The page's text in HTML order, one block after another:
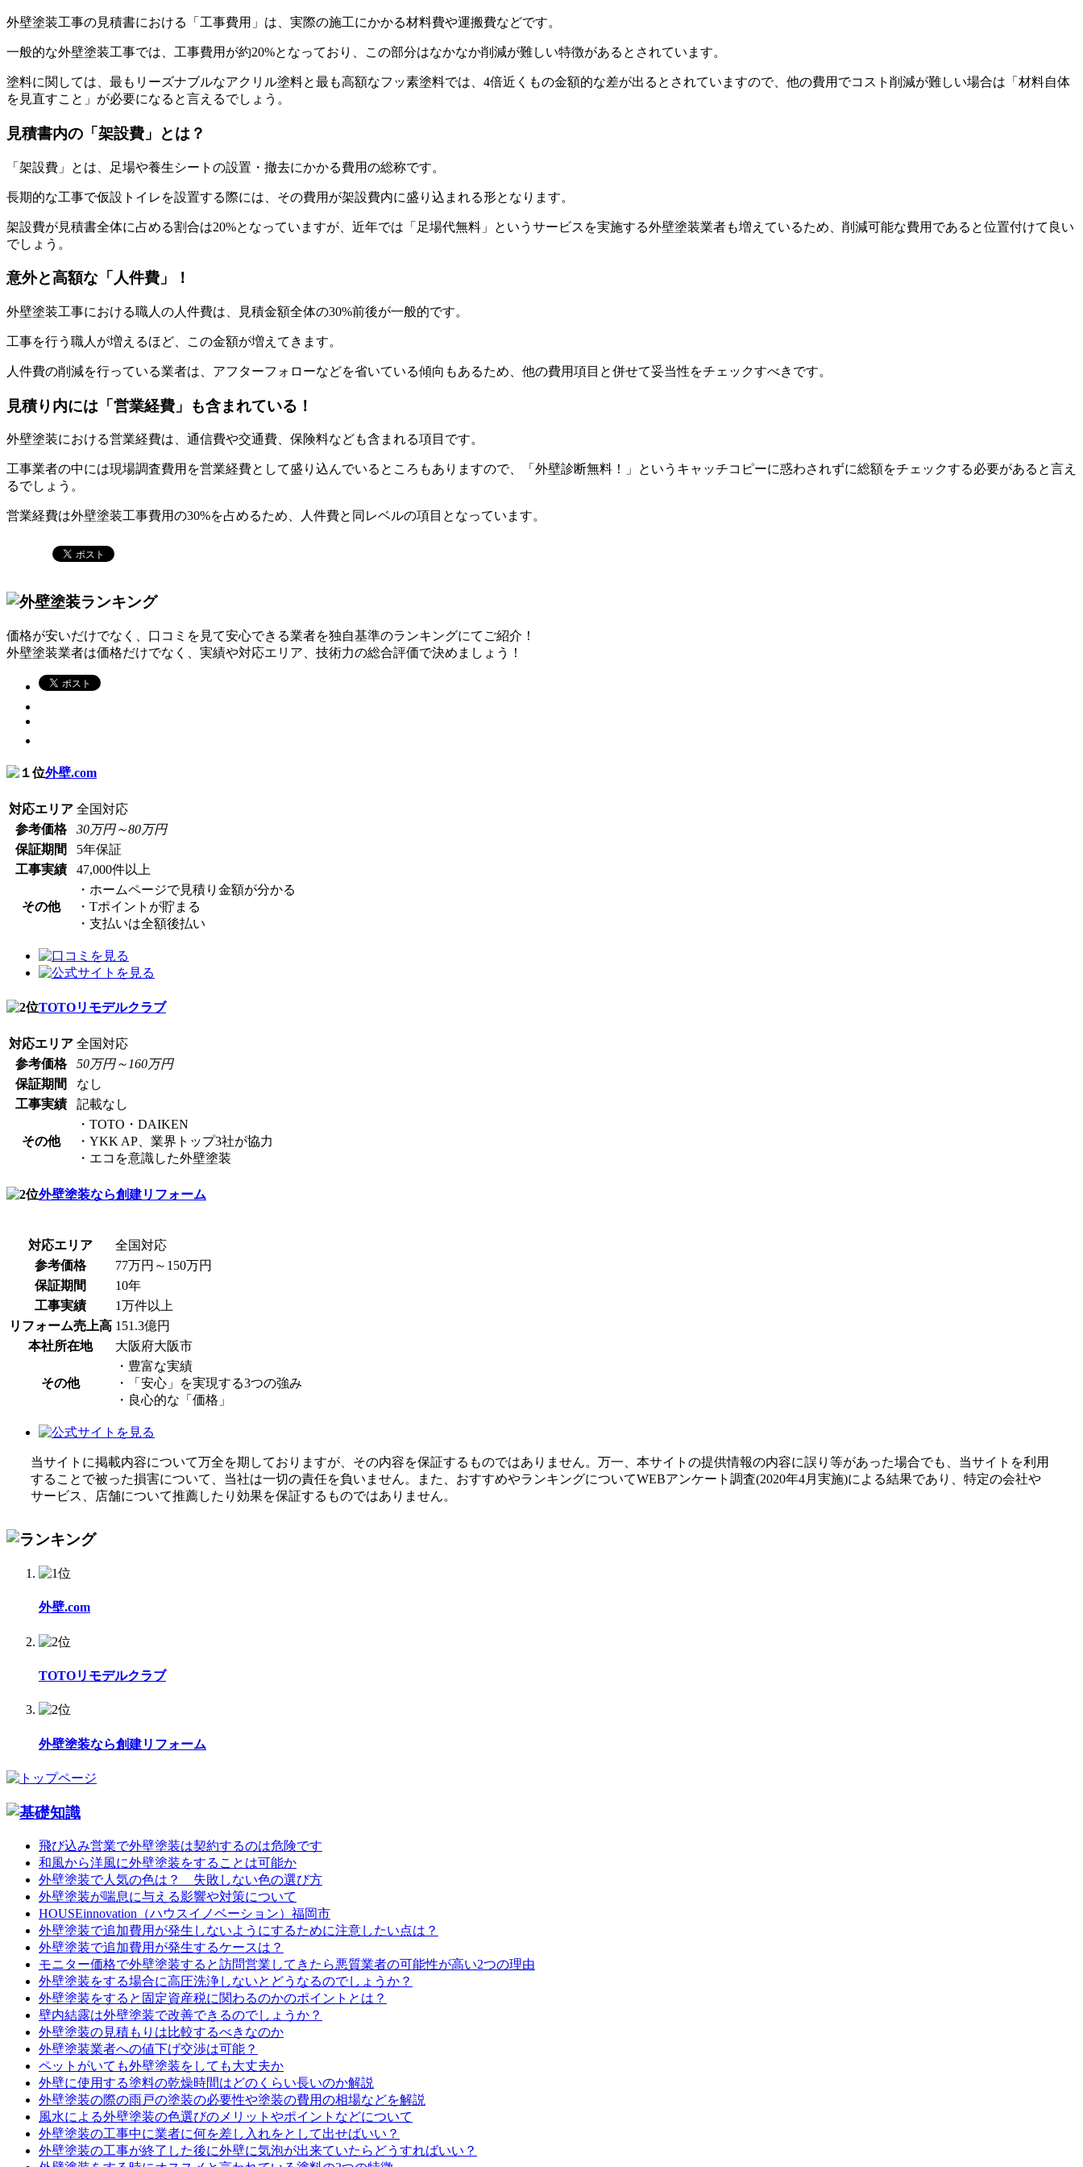
外壁塗装工事の見積書における「工事費用」は、実際の施工にかかる材料費や運搬費などです。
一般的な外壁塗装工事では、工事費用が約20%となっており、この部分はなかなか削減が難しい特徴があるとされています。
塗料に関しては、最もリーズナブルなアクリル塗料と最も高額なフッ素塗料では、4倍近くもの金額的な差が出るとされていますので、他の費用でコスト削減が難しい場合は「材料自体
を見直すこと」が必要になると言えるでしょう。
見積書内の「架設費」とは？
「架設費」とは、足場や養生シートの設置・撤去にかかる費用の総称です。
長期的な工事で仮設トイレを設置する際には、その費用が架設費内に盛り込まれる形となります。
架設費が見積書全体に占める割合は20%となっていますが、近年では「足場代無料」というサービスを実施する外壁塗装業者も増えているため、削減可能な費用であると位置付けて良い
でしょう。
意外と高額な「人件費」！
外壁塗装工事における職人の人件費は、見積金額全体の30%前後が一般的です。
工事を行う職人が増えるほど、この金額が増えてきます。
人件費の削減を行っている業者は、アフターフォローなどを省いている傾向もあるため、他の費用項目と併せて妥当性をチェックすべきです。
見積り内には「営業経費」も含まれている！
外壁塗装における営業経費は、通信費や交通費、保険料なども含まれる項目です。
工事業者の中には現場調査費用を営業経費として盛り込んでいるところもありますので、「外壁診断無料！」というキャッチコピーに惑わされずに総額をチェックする必要があると言え
るでしょう。
営業経費は外壁塗装工事費用の30%を占めるため、人件費と同レベルの項目となっています。
価格が安いだけでなく、口コミを見て安心できる業者を独自基準のランキングにてご紹介！
外壁塗装業者は価格だけでなく、実績や対応エリア、技術力の総合評価で決めましょう！
外壁.com
対応エリア 全国対応
参考価格
30万円～80万円
保証期間
5年保証
工事実績
47,000件以上
その他
・ホームページで見積り金額が分かる
・Tポイントが貯まる
・支払いは全額後払い
TOTOリモデルクラブ
対応エリア 全国対応
参考価格
50万円～160万円
保証期間
なし
工事実績
記載なし
その他
・TOTO・DAIKEN
・YKK AP、業界トップ3社が協力
・エコを意識した外壁塗装
外壁塗装なら創建リフォーム
対応エリア
全国対応
参考価格
77万円～150万円
保証期間
10年
工事実績
1万件以上
リフォーム売上高 151.3億円
本社所在地
大阪府大阪市
その他
・豊富な実績
・「安心」を実現する3つの強み
・良心的な「価格」
当サイトに掲載内容について万全を期しておりますが、その内容を保証するものではありません。万一、本サイトの提供情報の内容に誤り等があった場合でも、当サイトを利用
することで被った損害について、当社は一切の責任を負いません。また、おすすめやランキングについてWEBアンケート調査(2020年4月実施)による結果であり、特定の会社や
サービス、店舗について推薦したり効果を保証するものではありません。
外壁.com
TOTOリモデルクラブ
外壁塗装なら創建リフォーム
飛び込み営業で外壁塗装は契約するのは危険です
和風から洋風に外壁塗装をすることは可能か
外壁塗装で人気の色は？ 失敗しない色の選び方
外壁塗装が喘息に与える影響や対策について
HOUSEinnovation（ハウスイノベーション）福岡市
外壁塗装で追加費用が発生しないようにするために注意したい点は？
外壁塗装で追加費用が発生するケースは？
モニター価格で外壁塗装すると訪問営業してきたら悪質業者の可能性が高い2つの理由
外壁塗装をする場合に高圧洗浄しないとどうなるのでしょうか？
外壁塗装をすると固定資産税に関わるのかのポイントとは？
壁内結露は外壁塗装で改善できるのでしょうか？
外壁塗装の見積もりは比較するべきなのか
外壁塗装業者への値下げ交渉は可能？
ペットがいても外壁塗装をしても大丈夫か
外壁に使用する塗料の乾燥時間はどのくらい長いのか解説
外壁塗装の際の雨戸の塗装の必要性や塗装の費用の相場などを解説
風水による外壁塗装の色選びのメリットやポイントなどについて
外壁塗装の工事中に業者に何を差し入れをとして出せばいい？
外壁塗装の工事が終了した後に外壁に気泡が出来ていたらどうすればいい？